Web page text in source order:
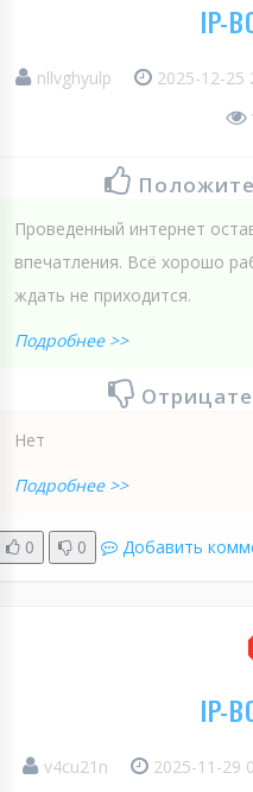
IP-
nllvghyulp 2025-12-25
Проведенный интернет
впечатления. Всё хорошо
ждать не приходится.
Подробнее >>
Нет
Подробнее >>
0 0 Добавить
IP-
v4cu21n 2025-11-29